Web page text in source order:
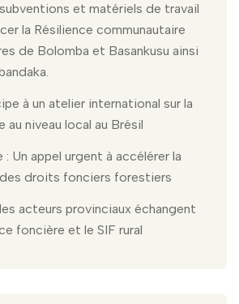
et matériels de travail
la Résilience communautaire
de Bolomba et Basankusu ainsi
à un atelier international sur la
au niveau local au Brésil
Un appel urgent à accélérer la
droits fonciers forestiers
acteurs provinciaux échangent
foncière et le SIF rural